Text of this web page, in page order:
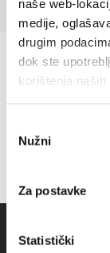
naše web-
medije,
drugim
dok ste
korištenja
pristanka
Nužni
Za postavke
Statistički